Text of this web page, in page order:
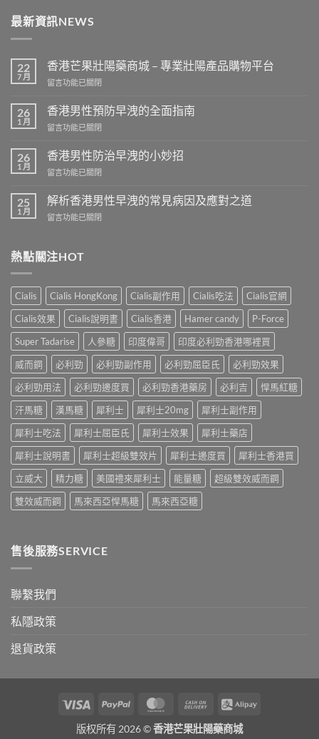
最新資訊NEWS
22
7 月
香港芒果壯陽藥商城 – 專業壯陽產品購物平台
在
港
芒
果
陽
商
–
專
陽
產
購
物
平
台〉
中
留言功能已關閉
26
1 月
香港男性預防早洩的全面指南
在
港
男
性
防
洩
面
中
留言功能已關閉
26
1 月
香港男性防治早洩的小妙招
在
港
男
性
早
小
妙
招〉
中
留言功能已關閉
25
1 月
解析香港男性早洩的常見病因及應對之道
在
香
港
性
早
洩
的
常
見
因
及
應
之
道〉
中
留言功能已關閉
熱點關注HOT
Cialis Cialis HongKong Cialis副作用 Cialis吃法
Cialis官網
Cialis效果
Cialis說明書 Cialis香港 Hamer candy
P-Force
Super Tadarise
人參糖 印度偉哥
印度必利勁香港哪裡買
威而鋼
必利勁 必利勁副作用 必利勁屈臣氏
必利勁效果
必利勁用法
必利勁邊度買 必利勁香港藥房 必利吉
悍馬紅糖
汗馬糖
漢馬糖 犀利士 犀利士20mg
犀利士副作用
犀利士吃法
犀利士屈臣氏 犀利士效果
犀利士藥店
犀利士說明書
犀利士超級雙效片 犀利士邊度買
犀利士香港買
立威大
精力糖 美國禮來犀利士 能量糖
超級雙效威而鋼
雙效威而鋼
馬來西亞悍馬糖 馬來西亞糖
售後服務SERVICE
聯繫我們
私隱政策
退貨政策
Visa PayPal MasterCardCash
Delivery
Alipay
版权所有 2026 ©香港芒果壯陽藥商城